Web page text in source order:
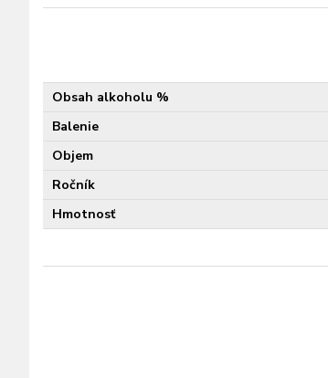
Obsah alkoholu %
Balenie
Objem
Ročník
Hmotnosť